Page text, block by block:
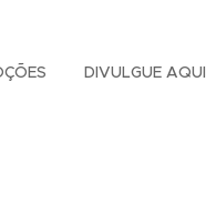
DIVULGUE AQUI